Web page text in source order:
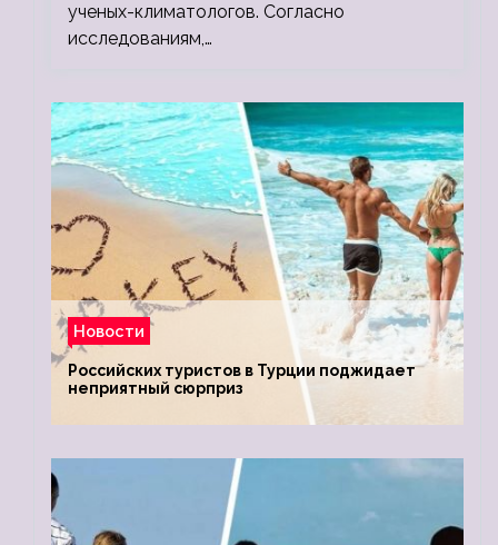
ученых-климатологов. Согласно
исследованиям,…
Новости
Российских туристов в Турции поджидает
неприятный сюрприз